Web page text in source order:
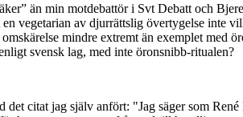
än min motdebattör i Svt Debatt och
vegetarian av djurrättslig övertygelse inte
mindre extremt än exemplet med
svensk lag, med inte öronsnibb-ritualen?
det citat jag själv anfört: "Jag säger som